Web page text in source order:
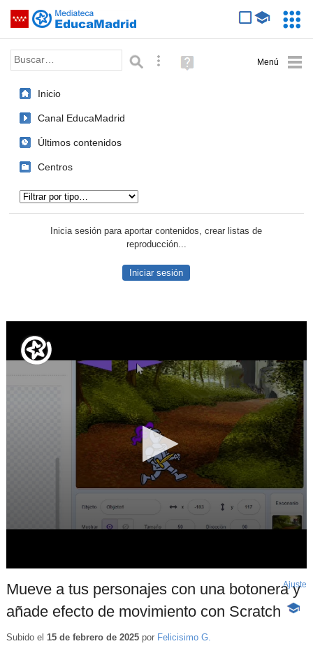
Saltar navegación
Palabra o frase: Búsqueda avanzada
Ayuda
(en
Inicio
Canal EducaMadrid
Últimos contenidos
Centros
Inicia sesión para aportar contenidos, crear listas de
reproducción...
Iniciar sesión
Mueve a tus personajes con una botonera y
añade efecto de movimiento con Scratch
-
Ajuste
Subido el 15 de febrero de 2025por Felicisimo G.